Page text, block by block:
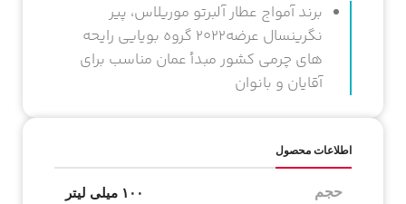
برند آمواج عطار آلبرتو موریلاس، پیر
نگرینسال عرضه2022 گروه بویایی رایحه
های چرمی کشور مبدأ عمان مناسب برای
آقایان و بانوان
اطلاعات محصول
حجم ۱۰۰ میلی لیتر